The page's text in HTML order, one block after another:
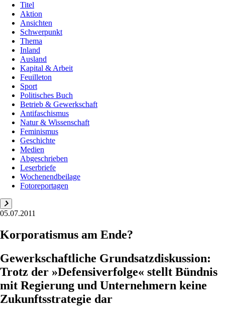
Titel
Aktion
Ansichten
Schwerpunkt
Thema
Inland
Ausland
Kapital & Arbeit
Feuilleton
Sport
Politisches Buch
Betrieb & Gewerkschaft
Antifaschismus
Natur & Wissenschaft
Feminismus
Geschichte
Medien
Abgeschrieben
Leserbriefe
Wochenendbeilage
Fotoreportagen
05.07.2011
Korporatismus am Ende?
Gewerkschaftliche Grundsatzdiskussion:
Trotz der »Defensiverfolge« stellt Bündnis
mit Regierung und Unternehmern keine
Zukunftsstrategie dar